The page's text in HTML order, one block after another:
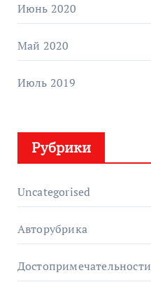
Июнь 2020
Май 2020
Июль 2019
Рубрики
Uncategorised
Авторубрика
Достопримечательности